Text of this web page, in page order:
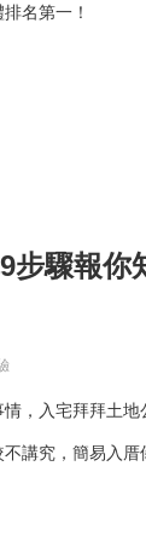
名第一！
步驟報你
，入宅拜拜土
講究，簡易入厝